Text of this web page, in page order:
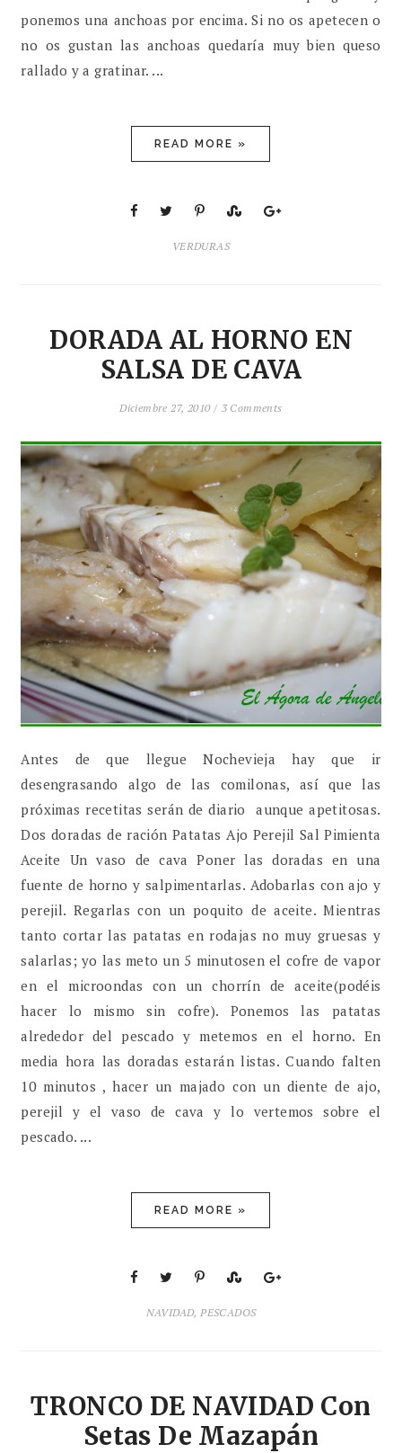
ponemos una anchoas por encima. Si no os apetecen o
no os gustan las anchoas quedaría muy bien queso
rallado y a gratinar. ...
READ MORE »
VERDURAS
DORADA AL HORNO EN
SALSA DE CAVA
Diciembre 27, 2010 / 3 Comments
Antes de que llegue Nochevieja hay que ir
desengrasando algo de las comilonas, así que las
próximas recetitas serán de diario aunque apetitosas.
Dos doradas de ración Patatas Ajo Perejil Sal Pimienta
Aceite Un vaso de cava Poner las doradas en una
fuente de horno y salpimentarlas. Adobarlas con ajo y
perejil. Regarlas con un poquito de aceite. Mientras
tanto cortar las patatas en rodajas no muy gruesas y
salarlas; yo las meto un 5 minutosen el cofre de vapor
en el microondas con un chorrín de aceite(podéis
hacer lo mismo sin cofre). Ponemos las patatas
alrededor del pescado y metemos en el horno. En
media hora las doradas estarán listas. Cuando falten
10 minutos , hacer un majado con un diente de ajo,
perejil y el vaso de cava y lo vertemos sobre el
pescado. ...
READ MORE »
NAVIDAD, PESCADOS
TRONCO DE NAVIDAD Con
Setas De Mazapán